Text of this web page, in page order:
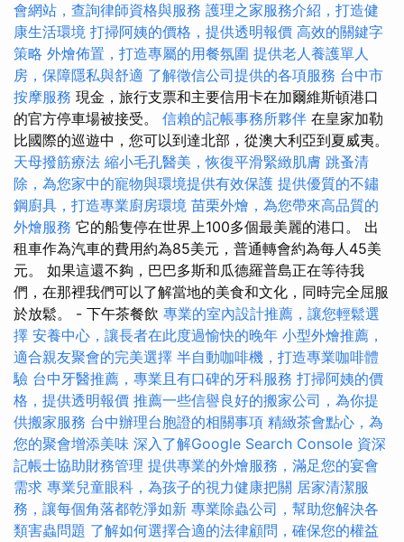
會網站，查詢律師資格與服務 護理之家服務介紹，打造健
康生活環境 打掃阿姨的價格，提供透明報價 高效的關鍵字
策略 外燴佈置，打造專屬的用餐氛圍 提供老人養護單人
房，保障隱私與舒適 了解徵信公司提供的各項服務 台中市
按摩服務 現金，旅行支票和主要信用卡在加爾維斯頓港口
的官方停車場被接受。 信賴的記帳事務所夥伴 在皇家加勒
比國際的巡遊中，您可以到達北部，從澳大利亞到夏威夷。
天母撥筋療法 縮小毛孔醫美，恢復平滑緊緻肌膚 跳蚤清
除，為您家中的寵物與環境提供有效保護 提供優質的不鏽
鋼廚具，打造專業廚房環境 苗栗外燴，為您帶來高品質的
外燴服務 它的船隻停在世界上100多個最美麗的港口。 出
租車作為汽車的費用約為85美元，普通轉會約為每人45美
元。 如果這還不夠，巴巴多斯和瓜德羅普島正在等待我
們，在那裡我們可以了解當地的美食和文化，同時完全屈服
於放鬆。 - 下午茶餐飲 專業的室內設計推薦，讓您輕鬆選
擇 安養中心，讓長者在此度過愉快的晚年 小型外燴推薦，
適合親友聚會的完美選擇 半自動咖啡機，打造專業咖啡體
驗 台中牙醫推薦，專業且有口碑的牙科服務 打掃阿姨的價
格，提供透明報價 推薦一些信譽良好的搬家公司，為你提
供搬家服務 台中辦理台胞證的相關事項 精緻茶會點心，為
您的聚會增添美味 深入了解Google Search Console 資深
記帳士協助財務管理 提供專業的外燴服務，滿足您的宴會
需求 專業兒童眼科，為孩子的視力健康把關 居家清潔服
務，讓每個角落都乾淨如新 專業除蟲公司，幫助您解決各
類害蟲問題 了解如何選擇合適的法律顧問，確保您的權益